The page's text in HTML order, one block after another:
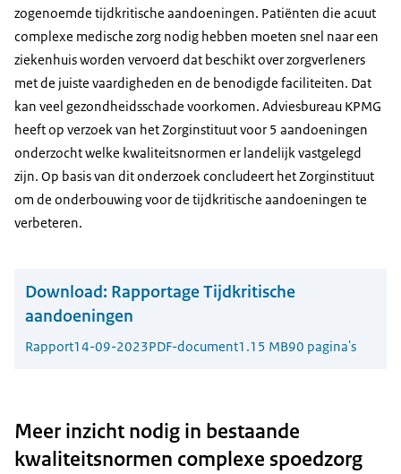
zogenoemde tijdkritische aandoeningen. Patiënten die acuut
complexe medische zorg nodig hebben moeten snel naar een
ziekenhuis worden vervoerd dat beschikt over zorgverleners
met de juiste vaardigheden en de benodigde faciliteiten. Dat
kan veel gezondheidsschade voorkomen. Adviesbureau KPMG
heeft op verzoek van het Zorginstituut voor 5 aandoeningen
onderzocht welke kwaliteitsnormen er landelijk vastgelegd
zijn. Op basis van dit onderzoek concludeert het Zorginstituut
om de onderbouwing voor de tijdkritische aandoeningen te
verbeteren.
Download: Rapportage Tijdkritische
aandoeningen
Rapport14-09-2023PDF-document1.15 MB90 pagina's
Meer inzicht nodig in bestaande
kwaliteitsnormen complexe spoedzorg